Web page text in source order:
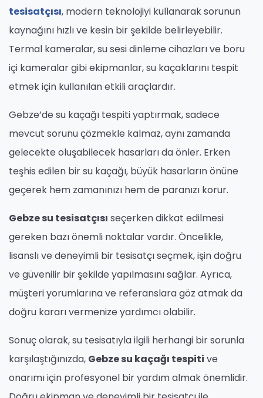
tesisatçısı, modern teknolojiyi kullanarak sorunun
kaynağını hızlı ve kesin bir şekilde belirleyebilir.
Termal kameralar, su sesi dinleme cihazları ve boru
içi kameralar gibi ekipmanlar, su kaçaklarını tespit
etmek için kullanılan etkili araçlardır.
Gebze’de su kaçağı tespiti yaptırmak, sadece
mevcut sorunu çözmekle kalmaz, aynı zamanda
gelecekte oluşabilecek hasarları da önler. Erken
teşhis edilen bir su kaçağı, büyük hasarların önüne
geçerek hem zamanınızı hem de paranızı korur.
Gebze su tesisatçısı seçerken dikkat edilmesi
gereken bazı önemli noktalar vardır. Öncelikle,
lisanslı ve deneyimli bir tesisatçı seçmek, işin doğru
ve güvenilir bir şekilde yapılmasını sağlar. Ayrıca,
müşteri yorumlarına ve referanslara göz atmak da
doğru kararı vermenize yardımcı olabilir.
Sonuç olarak, su tesisatıyla ilgili herhangi bir sorunla
karşılaştığınızda, Gebze su kaçağı tespiti ve
onarımı için profesyonel bir yardım almak önemlidir.